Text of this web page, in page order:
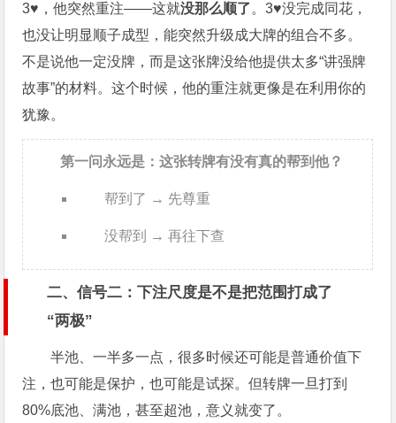
3♥，他突然重注——这就没那么顺了。3♥没完成同花，
也没让明显顺子成型，能突然升级成大牌的组合不多。
不是说他一定没牌，而是这张牌没给他提供太多“讲强牌
故事”的材料。这个时候，他的重注就更像是在利用你的
犹豫。
第一问永远是：这张转牌有没有真的帮到他？
帮到了 → 先尊重
没帮到 → 再往下查
二、信号二：下注尺度是不是把范围打成了
“两极”
半池、一半多一点，很多时候还可能是普通价值下
注，也可能是保护，也可能是试探。但转牌一旦打到
80%底池、满池，甚至超池，意义就变了。